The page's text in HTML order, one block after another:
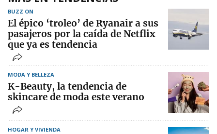
BUZZ ON
El épico ‘troleo’ de Ryanair a sus
pasajeros por la caída de Netflix
que ya es tendencia
MODA Y BELLEZA
K-Beauty, la tendencia de
skincare de moda este verano
HOGAR Y VIVIENDA